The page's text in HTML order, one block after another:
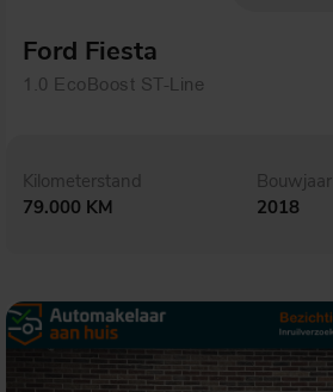
Ford Fiesta
1.0 EcoBoost ST-Line
Kilometerstand
79.000 KM
Bouwjaar
2018